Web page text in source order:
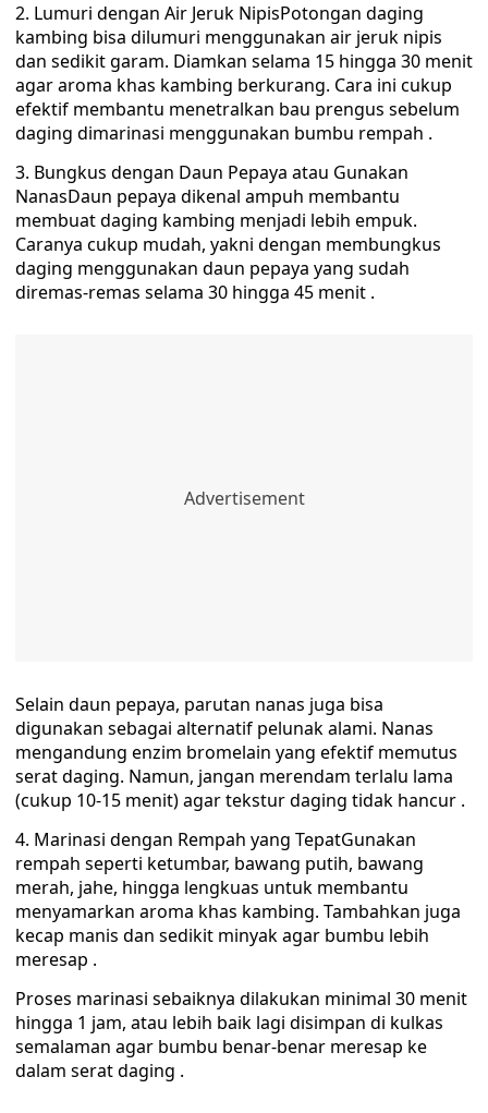
2. Lumuri dengan Air Jeruk NipisPotongan daging
kambing bisa dilumuri menggunakan air jeruk nipis
dan sedikit garam. Diamkan selama 15 hingga 30 menit
agar aroma khas kambing berkurang. Cara ini cukup
efektif membantu menetralkan bau prengus sebelum
daging dimarinasi menggunakan bumbu rempah .
3. Bungkus dengan Daun Pepaya atau Gunakan
NanasDaun pepaya dikenal ampuh membantu
membuat daging kambing menjadi lebih empuk.
Caranya cukup mudah, yakni dengan membungkus
daging menggunakan daun pepaya yang sudah
diremas-remas selama 30 hingga 45 menit .
Selain daun pepaya, parutan nanas juga bisa
digunakan sebagai alternatif pelunak alami. Nanas
mengandung enzim bromelain yang efektif memutus
serat daging. Namun, jangan merendam terlalu lama
(cukup 10-15 menit) agar tekstur daging tidak hancur .
4. Marinasi dengan Rempah yang TepatGunakan
rempah seperti ketumbar, bawang putih, bawang
merah, jahe, hingga lengkuas untuk membantu
menyamarkan aroma khas kambing. Tambahkan juga
kecap manis dan sedikit minyak agar bumbu lebih
meresap .
Proses marinasi sebaiknya dilakukan minimal 30 menit
hingga 1 jam, atau lebih baik lagi disimpan di kulkas
semalaman agar bumbu benar-benar meresap ke
dalam serat daging .